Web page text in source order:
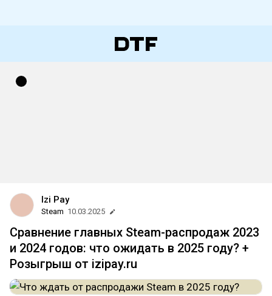
Izi Pay
Steam 10.03.2025
Сравнение главных Steam-распродаж 2023
и 2024 годов: что ожидать в 2025 году? +
Розыгрыш от izipay.ru ⠀